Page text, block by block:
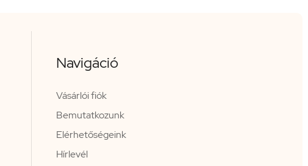
Navigáció
Vásárlói fiók
Bemutatkozunk
Elérhetőségeink
Hírlevél